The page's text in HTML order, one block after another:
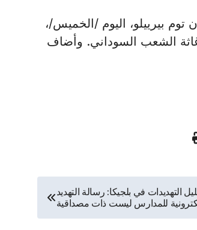
توم بيرييلو، اليوم /الخميس/،
الشعب السوداني. وأضاف
التهديدات في بلجيكا: رسالة التهديد
للمدارس ليست ذات مصداقية